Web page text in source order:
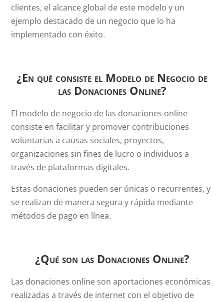
clientes, el alcance global de este modelo y un
ejemplo destacado de un negocio que lo ha
implementado con éxito.
¿En qué consiste el Modelo de Negocio de
las Donaciones Online?
El modelo de negocio de las donaciones online
consiste en facilitar y promover contribuciones
voluntarias a causas sociales, proyectos,
organizaciones sin fines de lucro o individuos a
través de plataformas digitales.
Estas donaciones pueden ser únicas o recurrentes, y
se realizan de manera segura y rápida mediante
métodos de pago en línea.
¿Qué son las Donaciones Online?
Las donaciones online son aportaciones económicas
realizadas a través de internet con el objetivo de